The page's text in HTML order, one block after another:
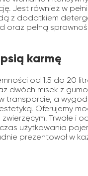
Jest również w
z dodatkiem
oraz pełną
karmę
od 1,5 do 20
dwóch misek z
transporcie, a
Oferujemy
Trwałe i
użytkowania
prezentował w